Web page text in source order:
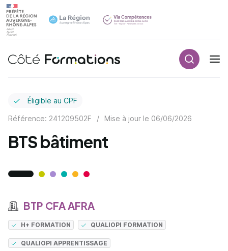
Navigation principale
Éligible au CPF
Référence: 241209502F / Mise à jour le 06/06/2026
BTS bâtiment
BTP CFA AFRA
H+ FORMATION QUALIOPI FORMATION
QUALIOPI APPRENTISSAGE